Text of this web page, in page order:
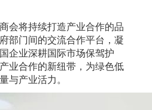
将持续打造产业合作的品
部门间的交流合作平台，凝
企业深耕国际市场保驾护
业合作的新纽带，为绿色低
与产业活力。